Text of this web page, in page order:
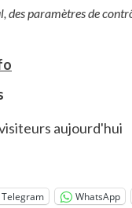
des paramètres de
aujourd'hui
Telegram WhatsApp